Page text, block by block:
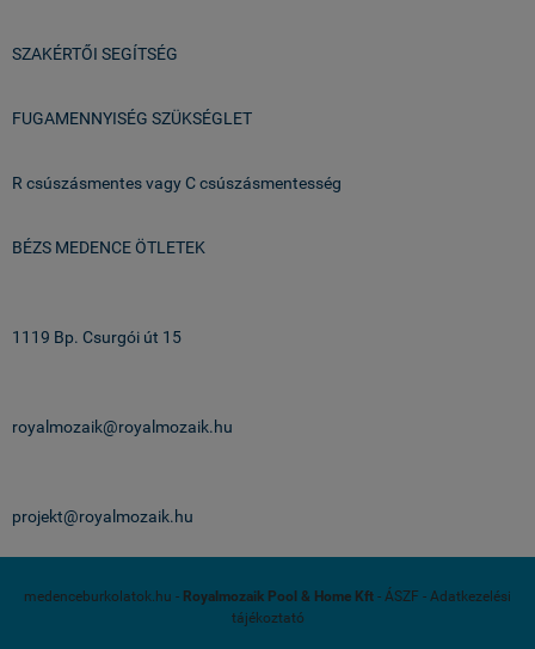
SZAKÉRTŐI SEGÍTSÉG
FUGAMENNYISÉG SZÜKSÉGLET
R csúszásmentes vagy C csúszásmentesség
BÉZS MEDENCE ÖTLETEK
1119 Bp. Csurgói út 15
royalmozaik@royalmozaik.hu
projekt@royalmozaik.hu
medenceburkolatok.hu - Royalmozaik Pool & Home Kft - ÁSZF - Adatkezelési
tájékoztató